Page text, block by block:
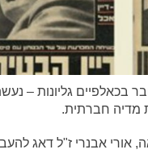
בכאלפיים גליונות –
מדיה חברתית.
אורי אבנרי ז"ל דאג